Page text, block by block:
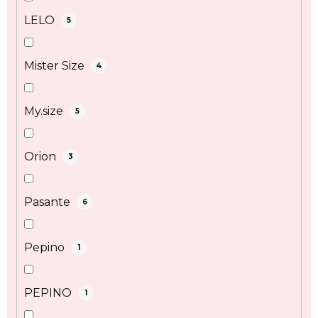
LELO 5
Mister Size 4
My.size 5
Orion 3
Pasante 6
Pepino 1
PEPINO 1